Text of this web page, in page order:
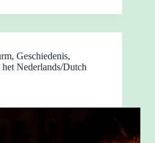
, Geschiedenis,
het Nederlands/Dutch